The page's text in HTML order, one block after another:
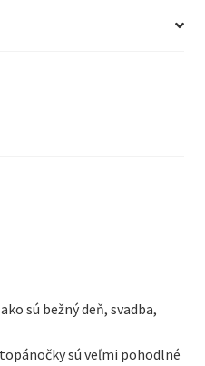
sú bežný deň, svadba,
sú veľmi pohodlné